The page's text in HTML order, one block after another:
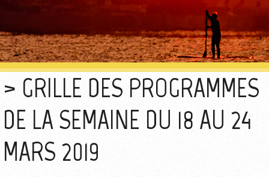
GRILLE DES PROGRAMMES
DE LA SEMAINE DU 18 AU 24
MARS 2019